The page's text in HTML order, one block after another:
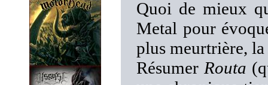
Quoi de mieux
Metal pour
plus meurtrière,
Résumer Routa